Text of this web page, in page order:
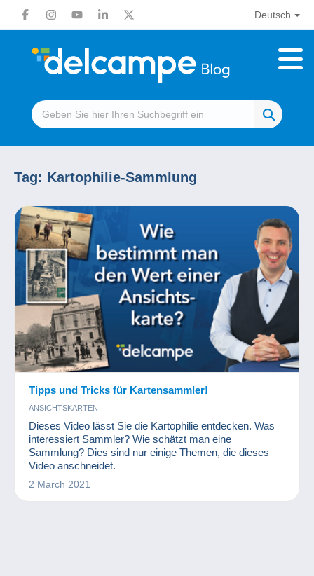
Deutsch
Tag: Kartophilie-Sammlung
Tipps und Tricks für Kartensammler!
ANSICHTSKARTEN
Dieses Video lässt Sie die Kartophilie entdecken. Was
interessiert Sammler? Wie schätzt man eine
Sammlung? Dies sind nur einige Themen, die dieses
Video anschneidet.
2 March 2021